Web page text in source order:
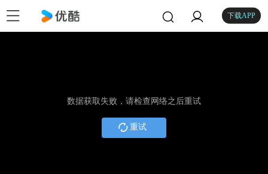
下载APP
数据获取失败，请检查网络之后重试
重试